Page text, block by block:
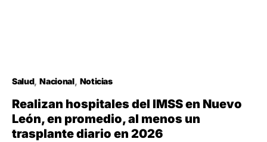
Salud Nacional Noticias
Realizan hospitales del IMSS en Nuevo
León, en promedio, al menos un
trasplante diario en 2026